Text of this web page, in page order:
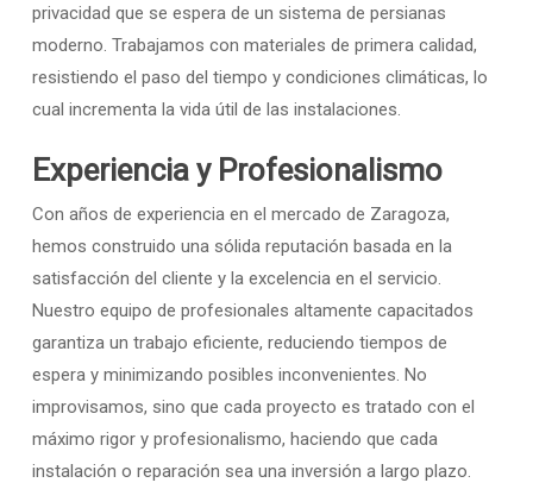
privacidad que se espera de un sistema de persianas
moderno. Trabajamos con materiales de primera calidad,
resistiendo el paso del tiempo y condiciones climáticas, lo
cual incrementa la vida útil de las instalaciones.
Experiencia y Profesionalismo
Con años de experiencia en el mercado de Zaragoza,
hemos construido una sólida reputación basada en la
satisfacción del cliente y la excelencia en el servicio.
Nuestro equipo de profesionales altamente capacitados
garantiza un trabajo eficiente, reduciendo tiempos de
espera y minimizando posibles inconvenientes. No
improvisamos, sino que cada proyecto es tratado con el
máximo rigor y profesionalismo, haciendo que cada
instalación o reparación sea una inversión a largo plazo.